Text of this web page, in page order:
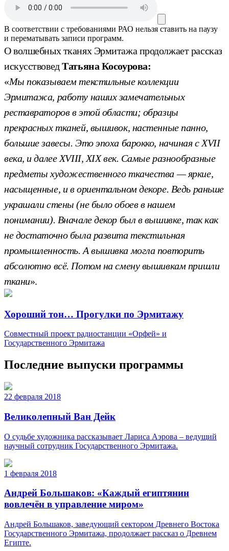
В соответствии с требованиями РАО нельзя ставить на паузу
и перематывать записи программ.
О волшебных тканях Эрмитажа продолжает рассказ
искусствоведТатьяна Косоурова:
«Мы показываем текстильные коллекции
Эрмитажа, работу наших замечательных
реставраторов в этой области; образцы
прекрасных тканей, вышивок, настенные панно,
большие завесы. Это эпоха барокко, начиная с XVII
века, и далее XVIII, XIX век. Самые разнообразные
предметы художественного ткачества — яркие,
насыщенные, и в ориентальном декоре. Ведь раньше
украшали стены (не было обоев в нашем
понимании). Вначале декор был в вышивке, так как
не достаточно была развита текстильная
промышленность. А вышивка могла повторить
абсолютно всё. Потом на смену вышивкам пришли
ткани».
Хороший тон… Прогулки по Эрмитажу
Совместный проект радиостанции «Орфей» и
Государственного Эрмитажа
Последние выпуски программы
22 февраля 2018
Великолепный Ван Дейк
О судьбе художника рассказывает Лариса Аэрова – ведущий
научный сотрудник Государственного Эрмитажа.
1 февраля 2018
Андрей Большаков: «Каждый египтянин
вовлечён в управление миром»
Андрей Большаков, заведующий сектором Древнего Востока
Государственного Эрмитажа, продолжает рассказ о Древнем
Египте.